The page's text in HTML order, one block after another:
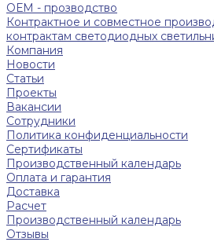
ОЕМ - прозводство
Контрактное и совместное
контрактам светодиодных
Компания
Новости
Статьи
Проекты
Вакансии
Сотрудники
Политика конфиденциальности
Сертификаты
Производственный календарь
Оплата и гарантия
Доставка
Расчет
Производственный календарь
Отзывы